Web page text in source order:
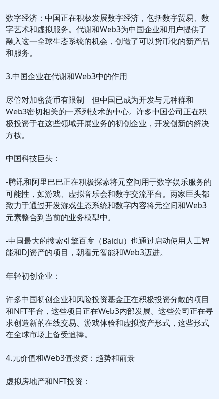
数字经济：中国正在积极发展数字经济，包括数字贸易、数
字艺术和虚拟服务。代谢和Web3为中国企业和用户提供了
融入这一全球生态系统的机会，创造了可以货币化的新产品
和服务。
3.中国企业在代谢和Web3中的作用
尽管对加密货币有限制，但中国已成为开发与元种群和
Web3密切相关的一系列技术的中心。许多中国公司正在积
极投资于在这些领域开展业务的初创企业，开发创新的解决
方桉。
中国科技巨头：
-腾讯和阿里巴巴正在积极探索将元空间用于数字娱乐服务的
可能性，如游戏、虚拟音乐会和数字交流平台。两家巨头都
致力于通过开发游戏生态系统和数字内容将元空间和Web3
元素整合到当前的业务模型中。
-中国最大的搜索引擎百度（Baidu）也通过启动使用人工智
能和DJ资产的项目，朝着元智能和Web3迈进。
年轻初创企业：
许多中国初创企业和风险投资基金正在积极投资分散的项目
和NFT平台，这些项目正在Web3内部发展。这些公司正在寻
求创造新的在线交易、游戏体验和虚拟资产形式，这些形式
在全球市场上备受追捧。
4.元价值和Web3值投资：趋势和前景
虚拟房地产和NFT投资：